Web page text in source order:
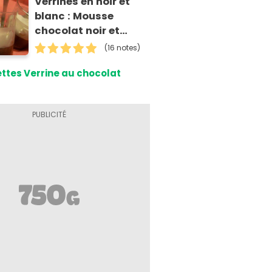
blanc : Mousse
chocolat noir et
chocolat blanc !(16 notes)
Verrine au chocolat